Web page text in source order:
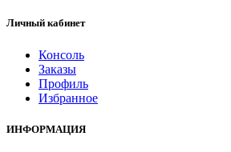
Личный кабинет
Консоль
Заказы
Профиль
Избранное
ИНФОРМАЦИЯ